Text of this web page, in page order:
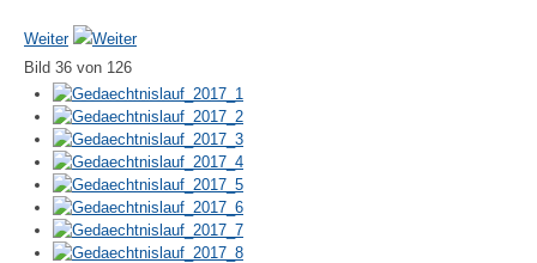
Weiter
Bild 36 von 126